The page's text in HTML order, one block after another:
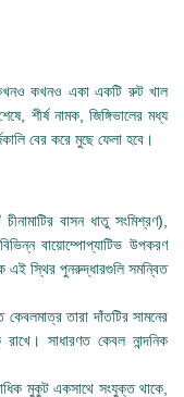
কখনও একা একটি রুট খাল
শীর্ষ নামক, জিঙ্গিভালের মধ্য
বের করে মুছে ফেলা হবে।
বাসন ধাতু সংমিশ্রণ),
বায়োম্পোপ্যাটিভ উপকরণ
এই স্থির পুনরুদ্ধারগুলি সমন্বিত
তারা দাঁতটির সামনের
সাধারণত কেবল নান্দনিক
মুকুট একসাথে সংযুক্ত থাকে,